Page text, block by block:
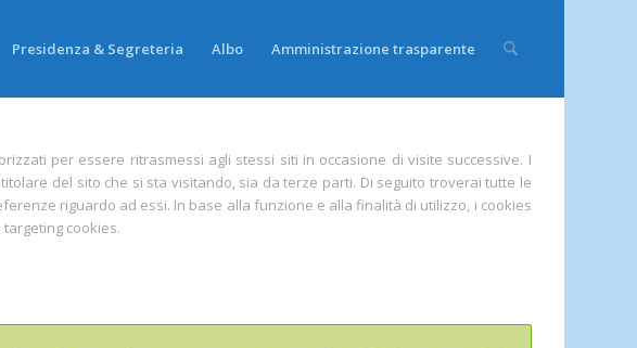
Presidenza & Segreteria Albo Amministrazione trasparente
per essere ritrasmessi agli stessi siti in occasione di visite successive. I
del sito che si sta visitando, sia da terze parti. Di seguito troverai tutte le
riguardo ad essi. In base alla funzione e alla finalità di utilizzo, i cookies
cookies.